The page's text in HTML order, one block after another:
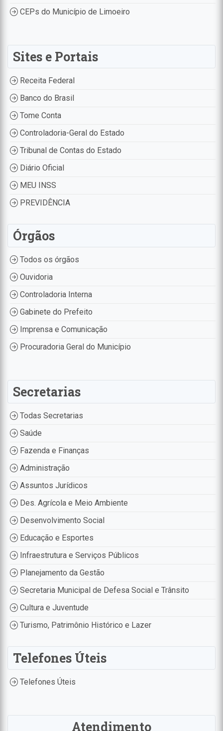
CEPs do Município de Limoeiro
Sites e Portais
Receita Federal
Banco do Brasil
Tome Conta
Controladoria-Geral do Estado
Tribunal de Contas do Estado
Diário Oficial
MEU INSS
PREVIDÊNCIA
Órgãos
Todos os órgãos
Ouvidoria
Controladoria Interna
Gabinete do Prefeito
Imprensa e Comunicação
Procuradoria Geral do Município
Secretarias
Todas Secretarias
Saúde
Fazenda e Finanças
Administração
Assuntos Jurídicos
Des. Agrícola e Meio Ambiente
Desenvolvimento Social
Educação e Esportes
Infraestrutura e Serviços Públicos
Planejamento da Gestão
Secretaria Municipal de Defesa Social e Trânsito
Cultura e Juventude
Turismo, Patrimônio Histórico e Lazer
Telefones Úteis
Telefones Úteis
Atendimento